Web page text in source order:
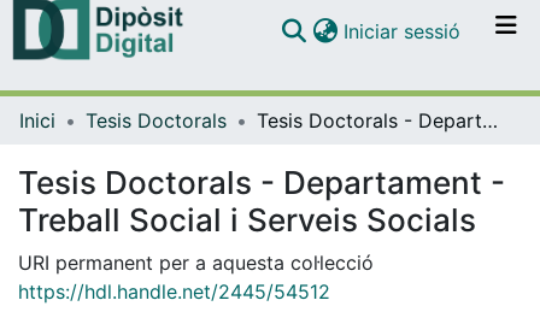
Navega per tot el DD
Com publicar
Contacte
Iniciar sessió (current)
Inici Tesis Doctorals Tesis Doctorals - Departament - Treball Social i Serveis Socials
Tesis Doctorals - Departament -
Treball Social i Serveis Socials
URI permanent per a aquesta col·lecció
https://hdl.handle.net/2445/54512